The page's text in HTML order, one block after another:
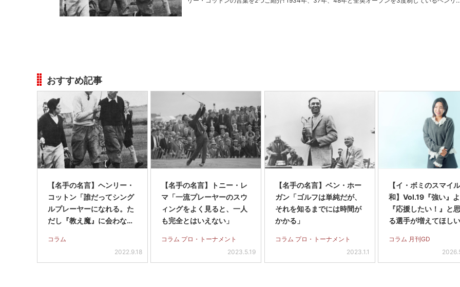
おすすめ記事
【名手の名言】ヘンリー・
コットン「誰だってシング
ルプレーヤーになれる。た
だし『教え魔』に会わなけ
コラム
2022.9.18
【名手の名言】トニー・レ
マ「一流プレーヤーのスウ
ィングをよく見ると、一人
も完全とはいえない」
コラム プロ・トーナメント
2023.5.19
【名手の名言】ベン・ホー
ガン「ゴルフは単純だが、
それを知るまでには時間が
かかる」
コラム プロ・トーナメント
2023.1.1
【イ・ボミのスマイ
和】Vol.19『強い』
『応援したい！』と
る選手が増えてほし
コラム 月刊GD